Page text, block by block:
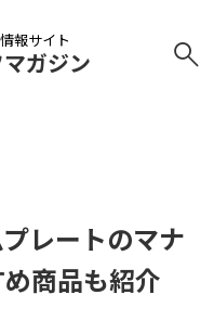
報サイト
ガジン
レートのマナ
商品も紹介